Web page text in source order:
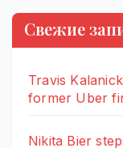
Свежие
Travis
former Uber
Nikita Bier